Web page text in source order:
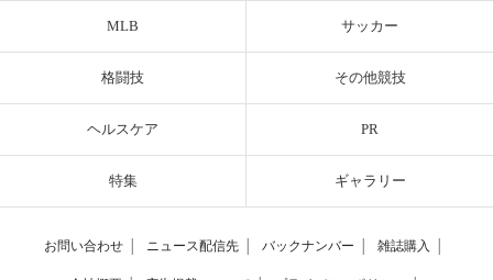
MLB サッカー
格闘技 その他競技
ヘルスケア PR
特集 ギャラリー
お問い合わせ ニュース配信先 バックナンバー 雑誌購入